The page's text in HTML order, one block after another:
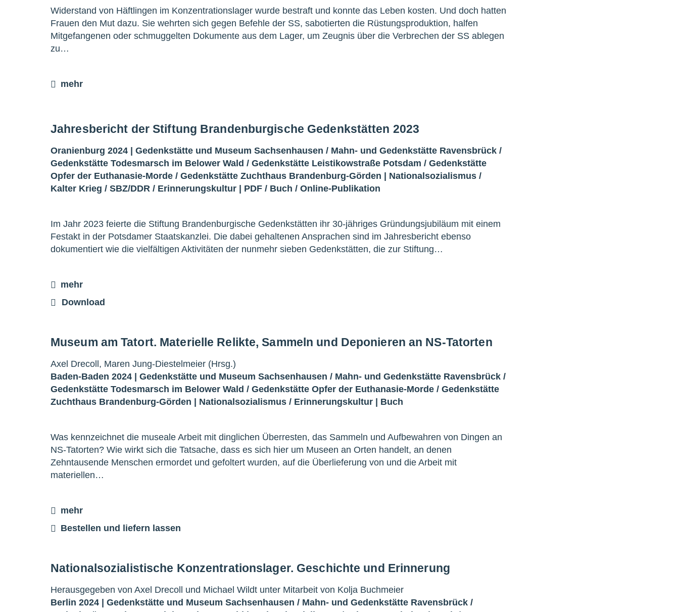
Widerstand von Häftlingen im Konzentrationslager wurde bestraft und konnte das Leben kosten. Und doch hatten
Frauen den Mut dazu. Sie wehrten sich gegen Befehle der SS, sabotierten die Rüstungsproduktion, halfen
Mitgefangenen oder schmuggelten Dokumente aus dem Lager, um Zeugnis über die Verbrechen der SS ablegen
zu…
mehr
Jahresbericht der Stiftung Brandenburgische Gedenkstätten 2023
Oranienburg 2024 | Gedenkstätte und Museum Sachsenhausen / Mahn- und Gedenkstätte Ravensbrück /
Gedenkstätte Todesmarsch im Belower Wald / Gedenkstätte Leistikowstraße Potsdam / Gedenkstätte
Opfer der Euthanasie-Morde / Gedenkstätte Zuchthaus Brandenburg-Görden | Nationalsozialismus /
Kalter Krieg / SBZ/DDR / Erinnerungskultur | PDF / Buch / Online-Publikation
Im Jahr 2023 feierte die Stiftung Brandenburgische Gedenkstätten ihr 30-jähriges Gründungsjubiläum mit einem
Festakt in der Potsdamer Staatskanzlei. Die dabei gehaltenen Ansprachen sind im Jahresbericht ebenso
dokumentiert wie die vielfältigen Aktivitäten der nunmehr sieben Gedenkstätten, die zur Stiftung…
mehr
Download
Museum am Tatort. Materielle Relikte, Sammeln und Deponieren an NS-Tatorten
Axel Drecoll, Maren Jung-Diestelmeier (Hrsg.)
Baden-Baden 2024 | Gedenkstätte und Museum Sachsenhausen / Mahn- und Gedenkstätte Ravensbrück /
Gedenkstätte Todesmarsch im Belower Wald / Gedenkstätte Opfer der Euthanasie-Morde / Gedenkstätte
Zuchthaus Brandenburg-Görden | Nationalsozialismus / Erinnerungskultur | Buch
Was kennzeichnet die museale Arbeit mit dinglichen Überresten, das Sammeln und Aufbewahren von Dingen an
NS-Tatorten? Wie wirkt sich die Tatsache, dass es sich hier um Museen an Orten handelt, an denen
Zehntausende Menschen ermordet und gefoltert wurden, auf die Überlieferung von und die Arbeit mit
materiellen…
mehr
Bestellen und liefern lassen
Nationalsozialistische Konzentrationslager. Geschichte und Erinnerung
Herausgegeben von Axel Drecoll und Michael Wildt unter Mitarbeit von Kolja Buchmeier
Berlin 2024 | Gedenkstätte und Museum Sachsenhausen / Mahn- und Gedenkstätte Ravensbrück /